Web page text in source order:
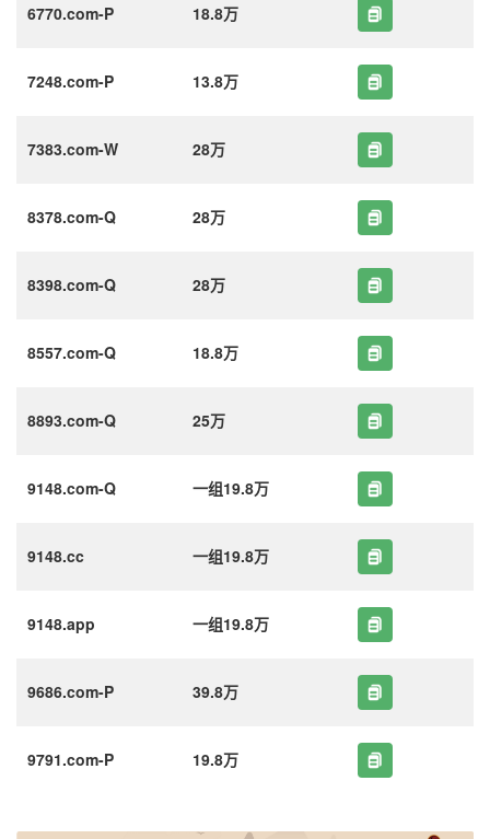
6770.com-P 18.8万
7248.com-P 13.8万
7383.com-W 28万
8378.com-Q 28万
8398.com-Q 28万
8557.com-Q 18.8万
8893.com-Q 25万
9148.com-Q 一组19.8万
9148.cc 一组19.8万
9148.app 一组19.8万
9686.com-P 39.8万
9791.com-P 19.8万